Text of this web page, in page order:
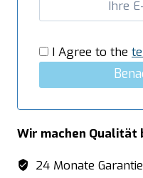
I Agree to the
Wir machen Qualität
24 Monate Garantie